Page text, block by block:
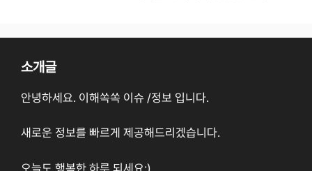
소개글
안녕하세요. 이해쏙쏙 이슈 /정보 입니다.
새로운 정보를 빠르게 제공해드리겠습니다.
오늘도 행복한 하루 되세요:)